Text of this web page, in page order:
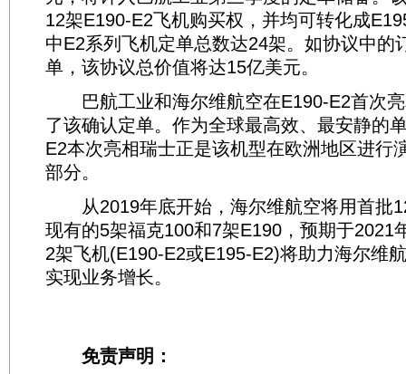
12架E190-E2飞机购买权，并均可转化成
中E2系列飞机定单总数达24架。如协议中的
单，该协议总价值将达15亿美元。
巴航工业和海尔维航空在E190-E2首次亮
了该确认定单。作为全球最高效、最安静的
E2本次亮相瑞士正是该机型在欧洲地区进行
部分。
从2019年底开始，海尔维航空将用首批
现有的5架福克100和7架E190，预期于2021
2架飞机(E190-E2或E195-E2)将助力海尔维
实现业务增长。
免责声明：